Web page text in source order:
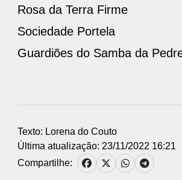
Rosa da Terra Firme
Sociedade Portela
Guardiões do Samba da
Texto: Lorena do Couto
Última atualização: 23/11/2022 16:21
Compartilhe: